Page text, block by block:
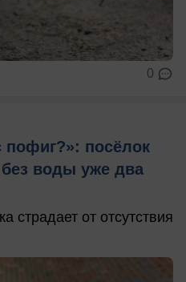
0
пофиг?»: посёлок
воды уже два
страдает от отсутствия